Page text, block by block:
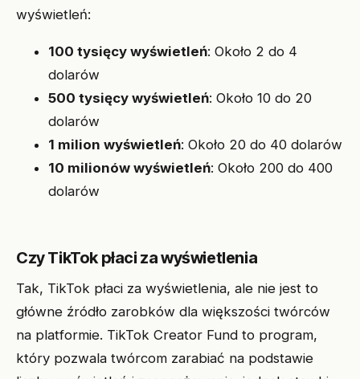
wyświetleń:
100 tysięcy wyświetleń: Około 2 do 4
dolarów
500 tysięcy wyświetleń: Około 10 do 20
dolarów
1 milion wyświetleń: Około 20 do 40 dolarów
10 milionów wyświetleń: Około 200 do 400
dolarów
Czy TikTok płaci za wyświetlenia
Tak, TikTok płaci za wyświetlenia, ale nie jest to
główne źródło zarobków dla większości twórców
na platformie. TikTok Creator Fund to program,
który pozwala twórcom zarabiać na podstawie